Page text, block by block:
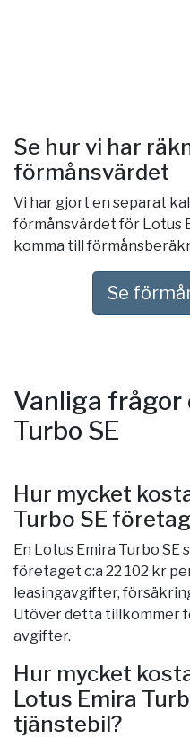
Se hur vi har
förmånsvärdet
Vi har gjort en separat
förmånsvärdet för Lotus
komma till
Se
Vanliga frågor
Turbo SE
Hur mycket
Turbo SE
En Lotus Emira Turbo
företaget c:a 22 102 kr
leasingavgifter,
Utöver detta tillkommer
avgifter.
Hur mycket
Lotus Emira
tjänstebil?